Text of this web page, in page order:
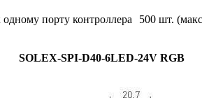
порту контроллера 500 шт.
SOLEX-SPI-D40-6LED-24V RGB